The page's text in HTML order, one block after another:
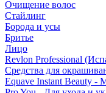
Очищение волос
Стайлинг
Борода и усы
Бритье
Лицо
Revlon Professional
Средства для
Equave Instant Beauty -